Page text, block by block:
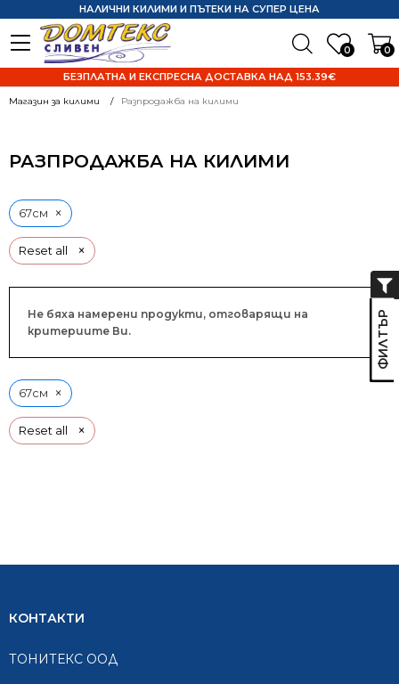
0 0
НАЛИЧНИ КИЛИМИ И ПЪТЕКИ НА СУПЕР ЦЕНА
БЕЗПЛАТНА И ЕКСПРЕСНА ДОСТАВКА НАД 153.39€
Магазин за килими Разпродажба на килими
РАЗПРОДАЖБА НА КИЛИМИ
Reset all ×
67см ×
Не бяха намерени продукти, отговарящи на
критериите Ви.
Reset all ×
67см ×
КОНТАКТИ
ТОНИТЕКС ООД